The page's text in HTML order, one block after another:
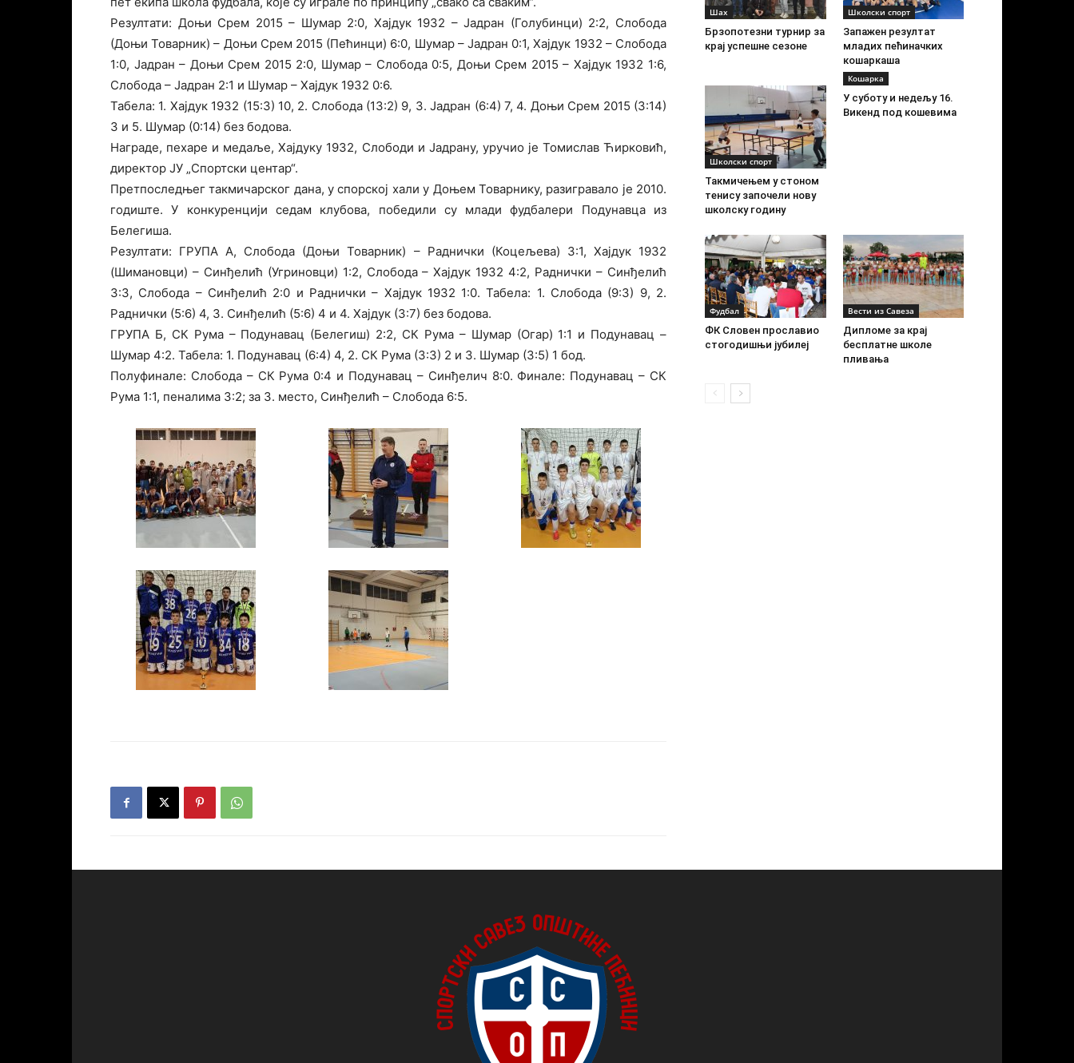
Резултати: Доњи Срем 2015 – Шумар 2:0, Хајдук 1932 – Јадран (Голубинци) 2:2, Слобода
(Доњи Товарник) – Доњи Срем 2015 (Пећинци) 6:0, Шумар – Јадран 0:1, Хајдук 1932 – Слобода
1:0, Јадран – Доњи Срем 2015 2:0, Шумар – Слобода 0:5, Доњи Срем 2015 – Хајдук 1932 1:6,
Слобода – Јадран 2:1 и Шумар – Хајдук 1932 0:6.
Табела: 1. Хајдук 1932 (15:3) 10, 2. Слобода (13:2) 9, 3. Јадран (6:4) 7, 4. Доњи Срем 2015 (3:14)
3 и 5. Шумар (0:14) без бодова.
Награде, пехаре и медаље, Хајдуку 1932, Слободи и Јадрану, уручио је Томислав Ћирковић,
директор ЈУ „Спортски центар“.
Претпоследњег такмичарског дана, у спорској хали у Доњем Товарнику, разигравало је 2010.
годиште. У конкуренцији седам клубова, победили су млади фудбалери Подунавца из
Белегиша.
Резултати: ГРУПА А, Слобода (Доњи Товарник) – Раднички (Коцељева) 3:1, Хајдук 1932
(Шимановци) – Синђелић (Угриновци) 1:2, Слобода – Хајдук 1932 4:2, Раднички – Синђелић
3:3, Слобода – Синђелић 2:0 и Раднички – Хајдук 1932 1:0. Табела: 1. Слобода (9:3) 9, 2.
Раднички (5:6) 4, 3. Синђелић (5:6) 4 и 4. Хајдук (3:7) без бодова.
ГРУПА Б, СК Рума – Подунавац (Белегиш) 2:2, СК Рума – Шумар (Огар) 1:1 и Подунавац –
Шумар 4:2. Табела: 1. Подунавац (6:4) 4, 2. СК Рума (3:3) 2 и 3. Шумар (3:5) 1 бод.
Полуфинале: Слобода – СК Рума 0:4 и Подунавац – Синђелич 8:0. Финале: Подунавац – СК
Рума 1:1, пеналима 3:2; за 3. место, Синђелић – Слобода 6:5.
Шах
Брзопотезни турнир за
крај успешне сезоне
Школски спорт
Запажен резултат
младих пећиначких
кошаркаша
Школски спорт
Такмичењем у стоном
тенису започели нову
школску годину
Кошарка
У суботу и недељу 16.
Викенд под кошевима
Фудбал
ФК Словен прославио
стогодишњи јубилеј
Вести из Савеза
Дипломе за крај
бесплатне школе
пливања